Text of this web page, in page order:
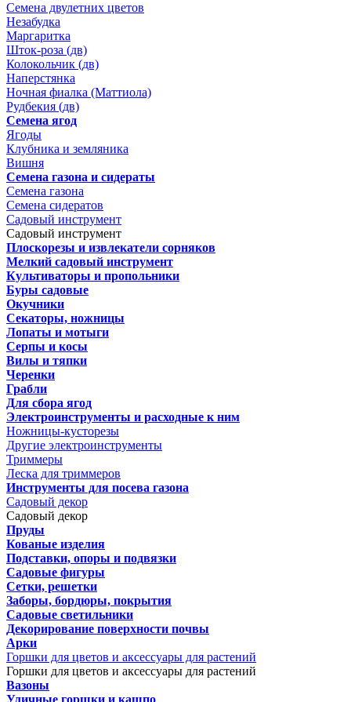
Семена двулетних цветов
Незабудка
Маргаритка
Шток-роза (дв)
Колокольчик (дв)
Наперстянка
Ночная фиалка (Маттиола)
Рудбекия (дв)
Семена ягод
Ягоды
Клубника и земляника
Вишня
Семена газона и сидераты
Семена газона
Семена сидератов
Садовый инструмент
Садовый инструмент
Плоскорезы и извлекатели сорняков
Мелкий садовый инструмент
Культиваторы и пропольники
Буры садовые
Окучники
Секаторы, ножницы
Лопаты и мотыги
Серпы и косы
Вилы и тяпки
Черенки
Грабли
Для сбора ягод
Электроинструменты и расходные к ним
Ножницы-кусторезы
Другие электроинструменты
Триммеры
Леска для триммеров
Инструменты для посева газона
Садовый декор
Садовый декор
Пруды
Кованые изделия
Подставки, опоры и подвязки
Садовые фигуры
Сетки, решетки
Заборы, бордюры, покрытия
Садовые светильники
Декорирование поверхности почвы
Арки
Горшки для цветов и аксессуары для растений
Горшки для цветов и аксессуары для растений
Вазоны
Уличные горшки и кашпо